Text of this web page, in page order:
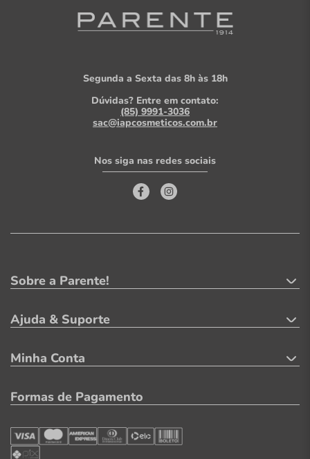
Segunda a Sexta das 8h às 18h
Dúvidas? Entre em contato:
(85) 9991-3036
sac@iapcosmeticos.com.br
Nos siga nas redes sociais
Sobre a Parente!
Ajuda & Suporte
Minha Conta
Formas de Pagamento